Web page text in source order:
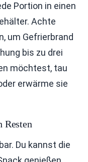
Portion in einen
Achte
um Gefrierbrand
bis zu drei
möchtest, tau
erwärme sie
Resten
Du kannst die